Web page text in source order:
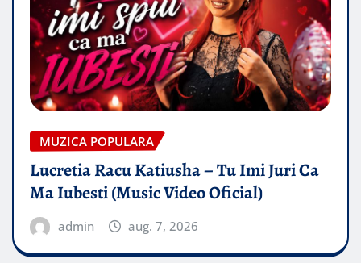
MUZICA POPULARA
Lucretia Racu Katiusha – Tu Imi Juri Ca
Ma Iubesti (Music Video Oficial)
admin aug. 7, 2026